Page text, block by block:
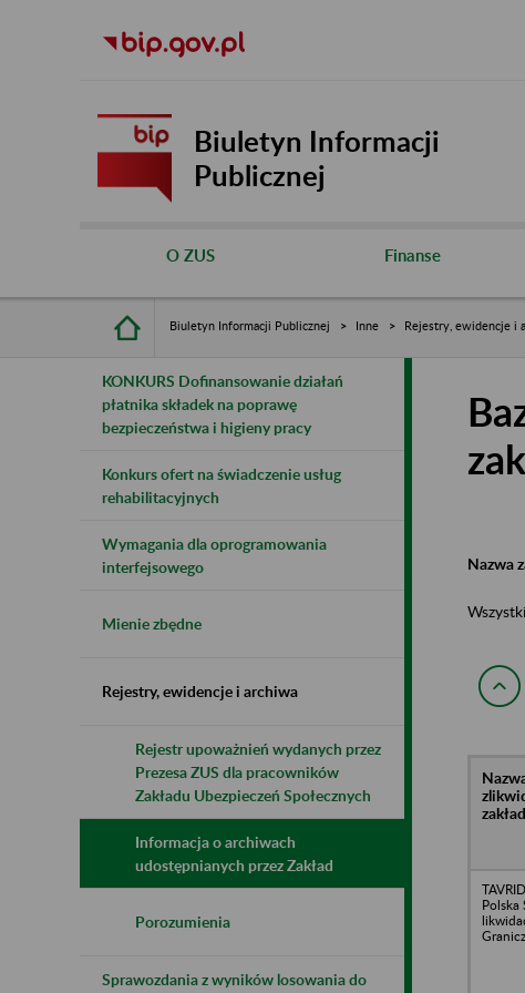
Biuletyn Informacji
Publicznej
O ZUS Finanse
Biuletyn Informacji Publicznej Inne Rejestry, ewidencje i
KONKURS Dofinansowanie działań
płatnika składek na poprawę
bezpieczeństwa i higieny pracy
Konkurs ofert na świadczenie usług
rehabilitacyjnych
Wymagania dla oprogramowania
interfejsowego
Mienie zbędne
Rejestry, ewidencje i archiwa
Rejestr upoważnień wydanych przez
Prezesa ZUS dla pracowników
Zakładu Ubezpieczeń Społecznych
Informacja o archiwach
udostępnianych przez Zakład
Porozumienia
Sprawozdania z wyników losowania do
Nazwa
Polska